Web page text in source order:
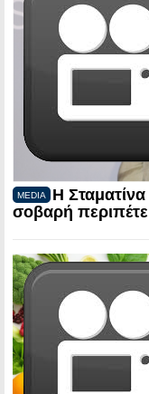
MEDIA
Η
σοβαρή